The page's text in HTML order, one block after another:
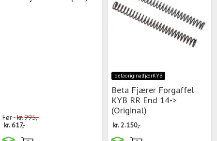
Før kr.995,-
kr.617,-
betaoriginalfjærKYB
Beta Fjærer Forgaffel
KYB RR End 14->
(Original)
kr.2.150,-